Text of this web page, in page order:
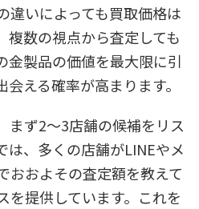
違いによっても買取価格は
複数の視点から査定しても
金製品の価値を最大限に引
える確率が高まります。
まず2〜3店舗の候補をリス
は、多くの店舗がLINEやメ
おおよその査定額を教えて
を提供しています。これを